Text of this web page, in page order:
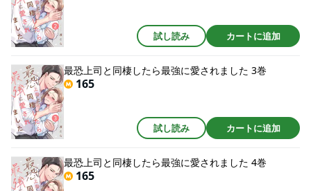
試し読み カートに追加
最恐上司と同棲したら最強に愛されました 3巻
165
試し読み カートに追加
最恐上司と同棲したら最強に愛されました 4巻
165